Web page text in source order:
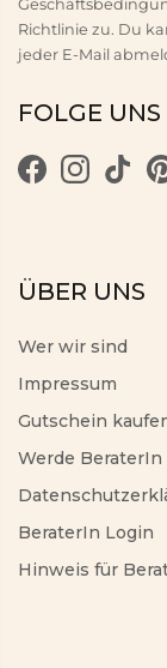
Richtlinie zu. Du
jeder E-Mail
FOLGE UNS
ÜBER UNS
Wer wir sind
Impressum
Gutschein
Werde BeraterIn
BeraterIn Login
Hinweis für